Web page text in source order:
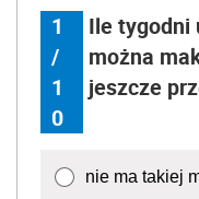
1
/
1
0
Ile tygodni
można
jeszcze
nie ma takiej